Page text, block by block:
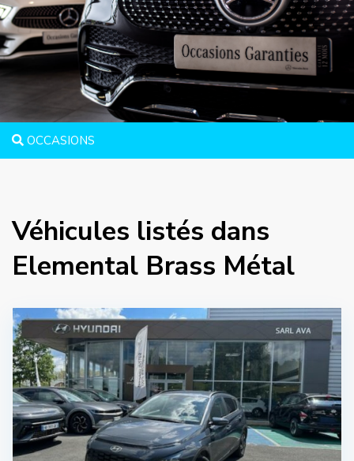
OCCASIONS
Véhicules listés dans
Elemental Brass Métal